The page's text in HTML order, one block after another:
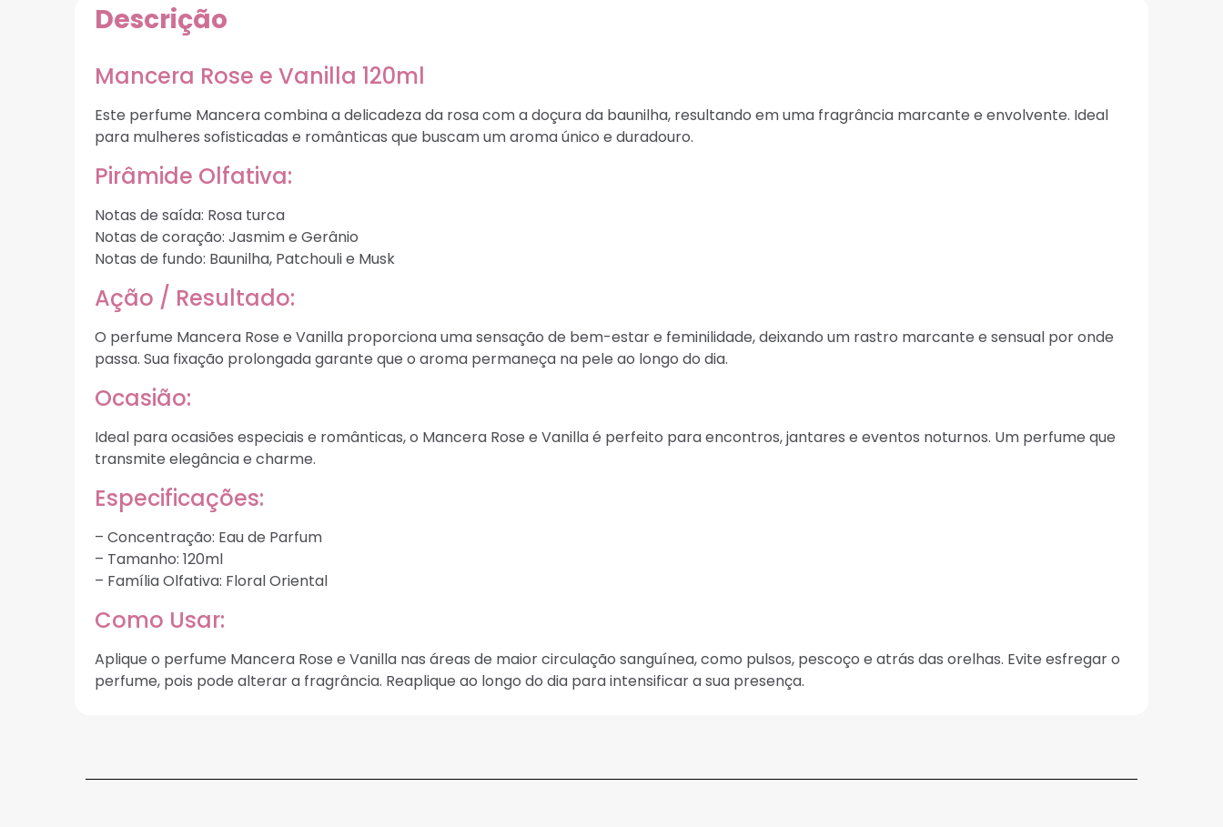
Descrição
Mancera Rose e Vanilla 120ml
Este perfume Mancera combina a delicadeza da rosa com a doçura da baunilha, resultando em uma fragrância marcante e envolvente. Ideal
para mulheres sofisticadas e românticas que buscam um aroma único e duradouro.
Pirâmide Olfativa:
Notas de saída: Rosa turca
Notas de coração: Jasmim e Gerânio
Notas de fundo: Baunilha, Patchouli e Musk
Ação / Resultado:
O perfume Mancera Rose e Vanilla proporciona uma sensação de bem-estar e feminilidade, deixando um rastro marcante e sensual por onde
passa. Sua fixação prolongada garante que o aroma permaneça na pele ao longo do dia.
Ocasião:
Ideal para ocasiões especiais e românticas, o Mancera Rose e Vanilla é perfeito para encontros, jantares e eventos noturnos. Um perfume que
transmite elegância e charme.
Especificações:
– Concentração: Eau de Parfum
– Tamanho: 120ml
– Família Olfativa: Floral Oriental
Como Usar:
Aplique o perfume Mancera Rose e Vanilla nas áreas de maior circulação sanguínea, como pulsos, pescoço e atrás das orelhas. Evite esfregar o
perfume, pois pode alterar a fragrância. Reaplique ao longo do dia para intensificar a sua presença.